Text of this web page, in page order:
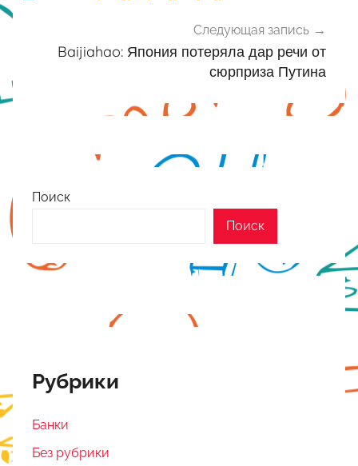
Следующая запись
Baijiahao: Япония потеряла дар речи от
сюрприза Путина
Поиск
Поиск
Рубрики
Банки
Без рубрики